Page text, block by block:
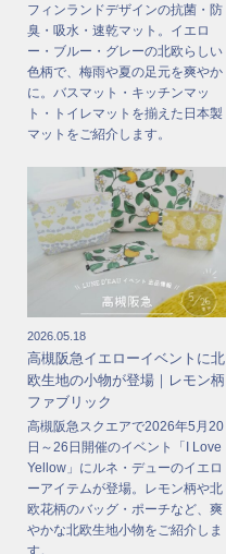
フィンランドデザインの抗菌・防
臭・吸水・速乾マット。イエロ
ー・ブルー・グレーの北欧らしい
色柄で、梅雨や夏の足元を爽やか
に。バスマット・キッチンマッ
ト・トイレマットを揃えた日本製
マットをご紹介します。
2026.05.18
高槻阪急イエローイベントに北
欧生地の小物が登場｜レモン柄
ファブリック
高槻阪急スクエアで2026年5月20
日～26日開催のイベント「I Love
Yellow」にルネ・デューのイエロ
ーアイテムが登場。レモン柄や北
欧花柄のバッグ・ポーチなど、爽
やかな北欧生地小物をご紹介しま
す。